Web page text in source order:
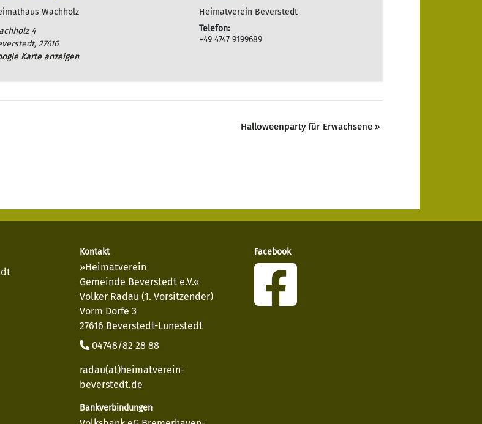
Wachholz
4
, 27616
Karte anzeigen
Heimatverein Beverstedt
Telefon:
+49 4747 9199689
Halloweenparty für Erwachsene »
Kontakt
»Heimatverein
Gemeinde Beverstedt e.V.«
Volker Radau (1. Vorsitzender)
Vorm Dorfe 3
27616 Beverstedt-Lunestedt
04748/82 28 88
radau(at)heimatverein-
beverstedt.de
Bankverbindungen
Facebook